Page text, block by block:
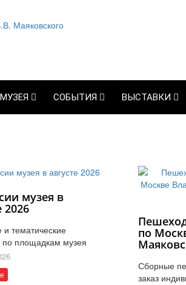
СОБЫТИЯ ВЫСТАВКИ
музея в
2026
тематические
по площадкам музея
по
Сборные
заказ